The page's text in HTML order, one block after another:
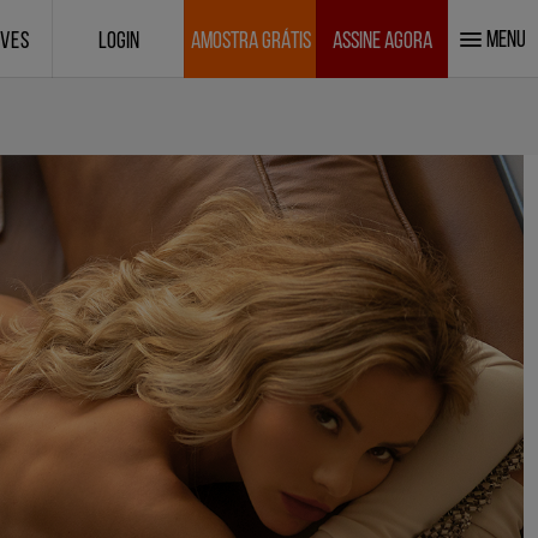
LOGIN AMOSTRA GRÁTIS ASSINE AGORA MENU